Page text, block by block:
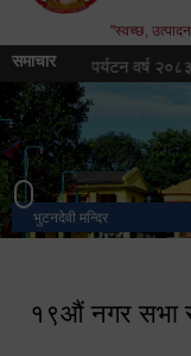
"स्वच्छ,
समाचार
हेटौंडा पर्यटन वर्ष २०८३ को
भुटनदेवी मन्दिर
स्मारक
हेटौंडा उपमहानगरपालिका नगर
मनकामना डाँडाबाट देखिएको दृश्य
१९औं नगर सभा